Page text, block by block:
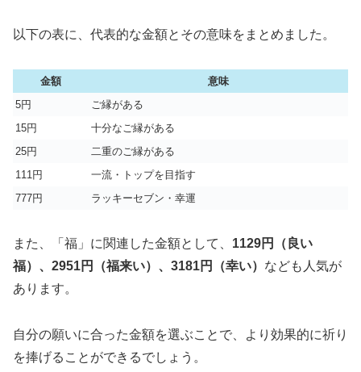
以下の表に、代表的な金額とその意味をまとめました。
金額
意味
5円
ご縁がある
15円
十分なご縁がある
25円
二重のご縁がある
111円
一流・トップを目指す
777円
ラッキーセブン・幸運
また、「福」に関連した金額として、 1129円（良い
福）、2951円（福来い）、3181円（幸い） なども人気が
あります。
自分の願いに合った金額を選ぶことで、より効果的に祈り
を捧げることができるでしょう。